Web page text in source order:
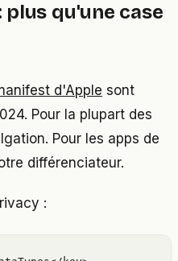
qu'une case
d'Apple sont
Pour la plupart des
Pour les apps de
différenciateur.
: